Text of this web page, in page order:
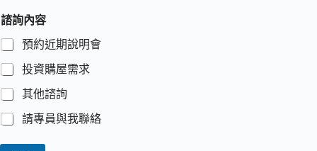
諮詢內容
預約近期說明會
投資購屋需求
其他諮詢
請專員與我聯絡